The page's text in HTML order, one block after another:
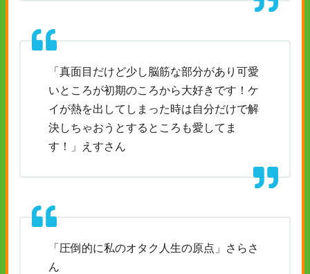
「真面目だけど少し脳筋な部分があり可愛
いところが初期のころから大好きです！ケ
イが熱を出してしまった時は自分だけで解
決しちゃおうとするところも愛してま
す！」えすさん
「圧倒的に私のオタク人生の原点」さらさ
ん